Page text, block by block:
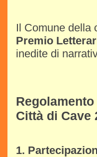
Il Comune della
Premio
inedite di
Città di Cave
1.